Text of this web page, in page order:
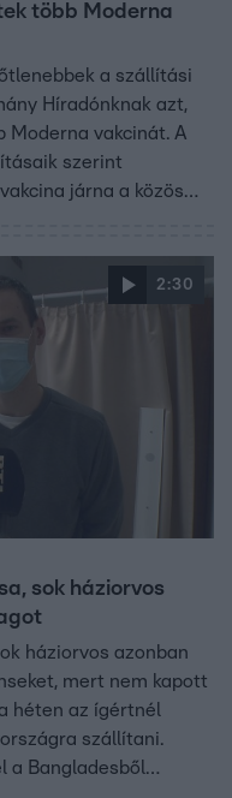
több Moderna
a szállítási
Híradónknak azt,
Moderna vakcinát. A
szerint
járna a közös
nem kötötte le a
hogy Brüsszelre
2:30
sok háziorvos
háziorvos azonban
mert nem kapott
héten az ígértnél
szállítani.
a Bangladesből